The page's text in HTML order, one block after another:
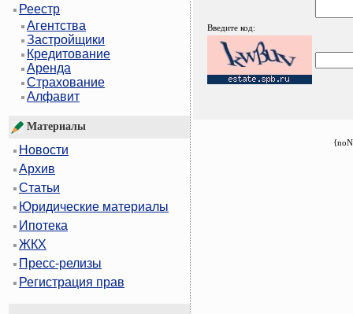
Реестр
Агентства
Застройщики
Кредитование
Аренда
Страхование
Алфавит
Материалы
Новости
Архив
Статьи
Юридические материалы
Ипотека
ЖКХ
Пресс-релизы
Регистрация прав
Введите код: